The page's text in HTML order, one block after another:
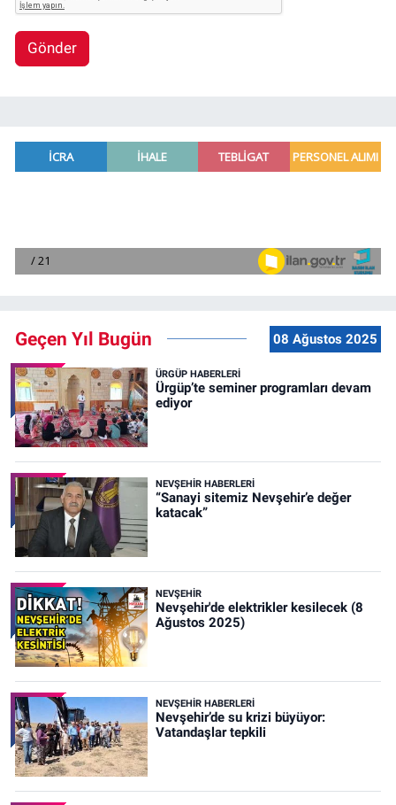
Gönder
Geçen Yıl Bugün 08 Ağustos 2025
ÜRGÜP HABERLERI
Ürgüp’te seminer programları devam
ediyor
NEVŞEHIR HABERLERI
“Sanayi sitemiz Nevşehir’e değer
katacak”
NEVŞEHIR
Nevşehir'de elektrikler kesilecek (8
Ağustos 2025)
NEVŞEHIR HABERLERI
Nevşehir’de su krizi büyüyor:
Vatandaşlar tepkili